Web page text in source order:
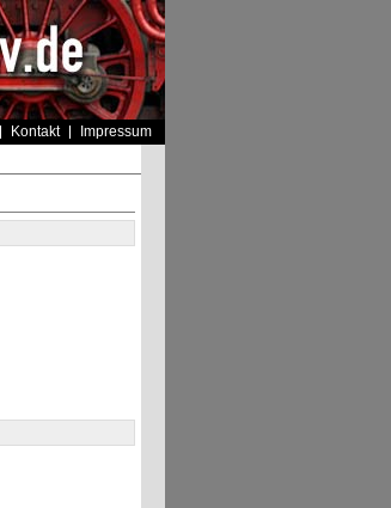
Kontakt Impressum